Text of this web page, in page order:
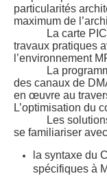
particularités
maximum de
La carte
travaux pratiques
l’environnement
La
des canaux de
en œuvre au
L’optimisation du
Les solutions
se familiariser
la syntaxe du
spécifiques à